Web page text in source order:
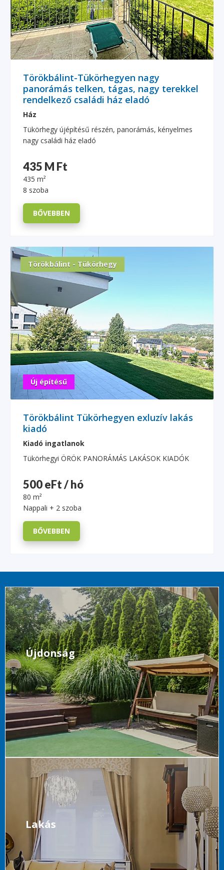
Törökbálint-Tükörhegyen nagy
panorámás telken, tágas, nagy terekkel
rendelkező családi ház eladó
Ház
Tükörhegy újépítésű részén, panorámás, kényelmes
nagy családi ház eladó
435 M Ft
435 m²
8 szoba
BŐVEBBEN
Törökbálint - Tükörhegy
Új építésű
Törökbálint Tükörhegyen exluzív lakás
kiadó
Kiadó ingatlanok
Tükörhegyi ÖRÖK PANORÁMÁS LAKÁSOK KIADÓK
500 eFt / hó
80 m²
Nappali + 2 szoba
BŐVEBBEN
Újdonság
Lakás